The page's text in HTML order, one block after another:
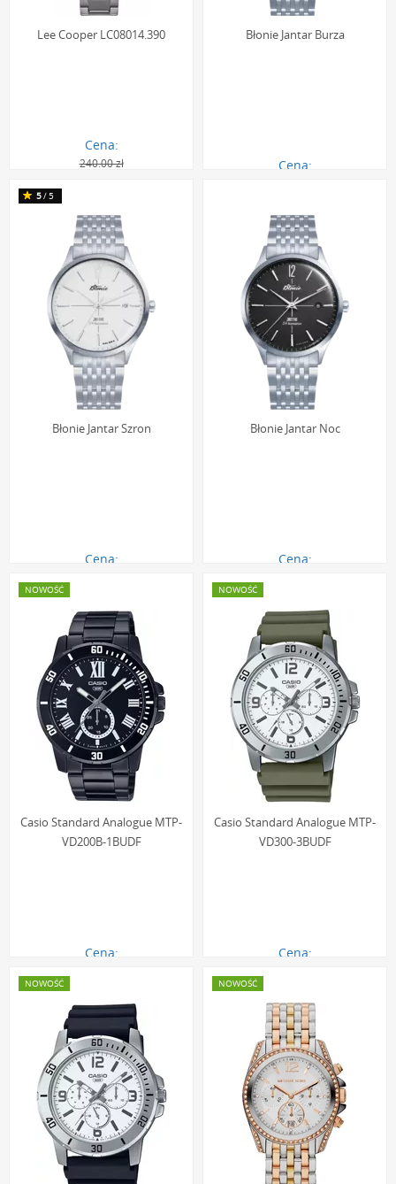
Lee Cooper LC08014.390
Cena:
240.00 zł
Błonie Jantar Burza
Cena:
Błonie Jantar Szron
Cena:
5/5
Błonie Jantar Noc
Cena:
Casio Standard Analogue MTP-
VD200B-1BUDF
Cena:
NOWOŚĆ
Casio Standard Analogue MTP-
VD300-3BUDF
Cena:
NOWOŚĆ
NOWOŚĆ NOWOŚĆ